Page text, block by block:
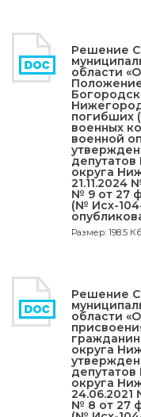
Решение
области
погибших
военных
военной
округа
21.11.2024
№ 9 от 27
(№ Исх-
Размер: 198.5 Кб
Решение
области
округа
округа
24.06.2021
№ 8 от 27